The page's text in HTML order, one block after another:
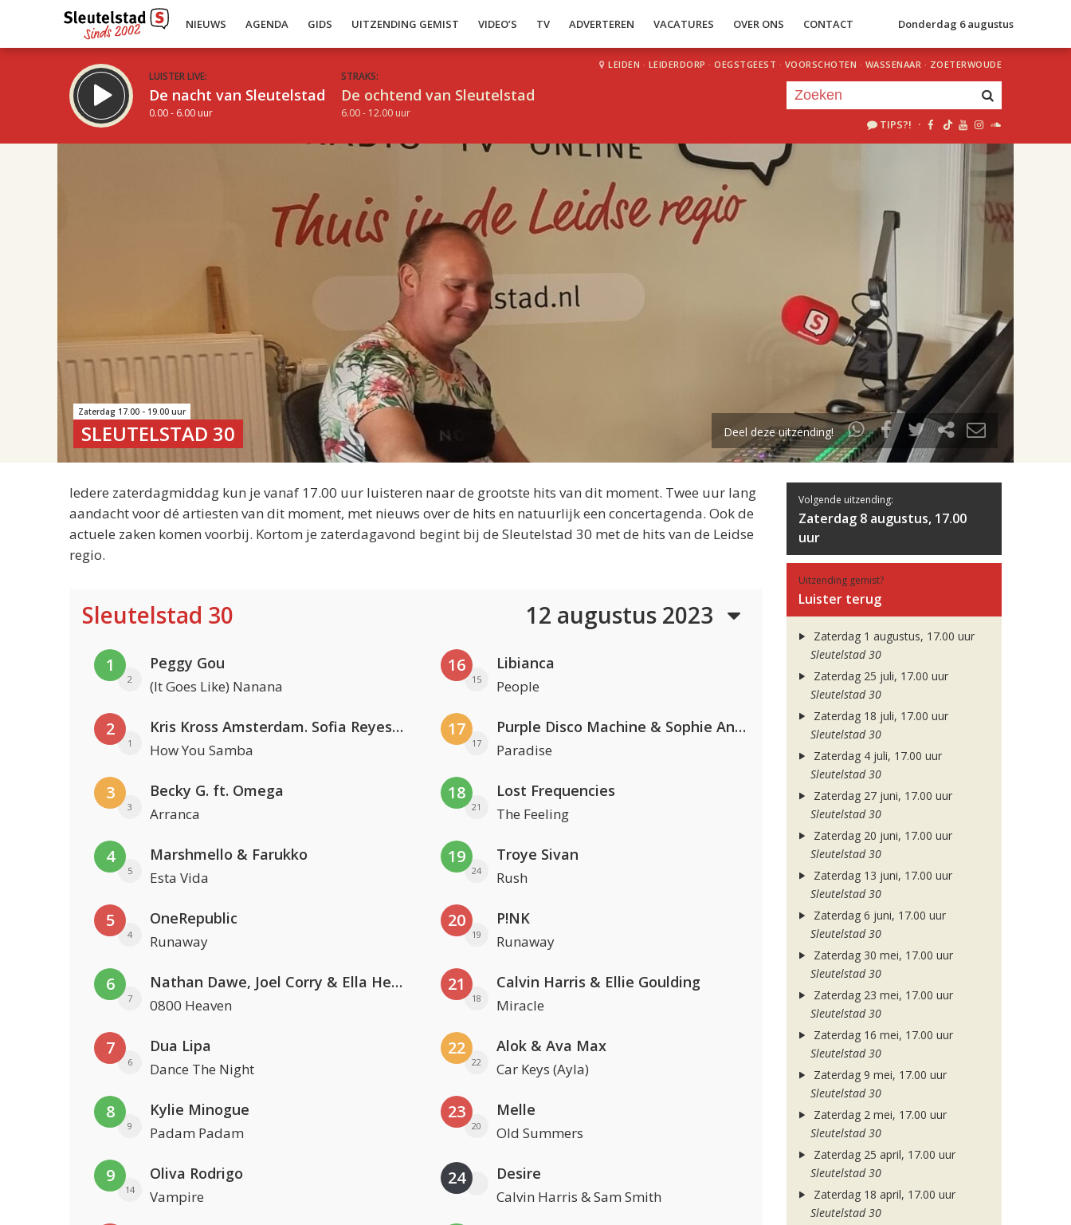
NIEUWS AGENDA GIDS UITZENDING GEMIST VIDEO’S TV ADVERTEREN VACATURES OVER ONS CONTACT Donderdag 6 augustus
LUISTER LIVE:
De nacht van Sleutelstad
0.00 - 6.00 uur
STRAKS:
De ochtend van Sleutelstad
6.00 - 12.00 uur
LEIDEN · LEIDERDORP · OEGSTGEEST · VOORSCHOTEN · WASSENAAR · ZOETERWOUDE
TIPS?! ·
uur 1 van 2
Volgend uur
Zaterdag 17.00 - 19.00 uur
SLEUTELSTAD 30 Deel deze uitzending!
Iedere zaterdagmiddag kun je vanaf 17.00 uur luisteren naar de grootste hits van dit moment. Twee uur lang
aandacht voor dé artiesten van dit moment, met nieuws over de hits en natuurlijk een concertagenda. Ook de
actuele zaken komen voorbij. Kortom je zaterdagavond begint bij de Sleutelstad 30 met de hits van de Leidse
regio.
Sleutelstad 30 12 augustus 2023
1
2
Peggy Gou
(It Goes Like) Nanana
2
1
Kris Kross Amsterdam. Sofia Reyes & Tinie Tempah
How You Samba
3
3
Becky G. ft. Omega
Arranca
4
5
Marshmello & Farukko
Esta Vida
5
4
OneRepublic
Runaway
6
7
Nathan Dawe, Joel Corry & Ella Henderson
0800 Heaven
7
6
Dua Lipa
Dance The Night
8
9
Kylie Minogue
Padam Padam
9
14
Oliva Rodrigo
Vampire
16
15
Libianca
People
17
17
Purple Disco Machine & Sophie And The Giants
Paradise
18
21
Lost Frequencies
The Feeling
19
24
Troye Sivan
Rush
20
19
P!NK
Runaway
21
18
Calvin Harris & Ellie Goulding
Miracle
22
22
Alok & Ava Max
Car Keys (Ayla)
23
20
Melle
Old Summers
24 Desire
Calvin Harris & Sam Smith
Volgende uitzending:
Zaterdag 8 augustus, 17.00
uur
Uitzending gemist?
Luister terug
Zaterdag 1 augustus, 17.00 uur
Sleutelstad 30
Zaterdag 25 juli, 17.00 uur
Sleutelstad 30
Zaterdag 18 juli, 17.00 uur
Sleutelstad 30
Zaterdag 4 juli, 17.00 uur
Sleutelstad 30
Zaterdag 27 juni, 17.00 uur
Sleutelstad 30
Zaterdag 20 juni, 17.00 uur
Sleutelstad 30
Zaterdag 13 juni, 17.00 uur
Sleutelstad 30
Zaterdag 6 juni, 17.00 uur
Sleutelstad 30
Zaterdag 30 mei, 17.00 uur
Sleutelstad 30
Zaterdag 23 mei, 17.00 uur
Sleutelstad 30
Zaterdag 16 mei, 17.00 uur
Sleutelstad 30
Zaterdag 9 mei, 17.00 uur
Sleutelstad 30
Zaterdag 2 mei, 17.00 uur
Sleutelstad 30
Zaterdag 25 april, 17.00 uur
Sleutelstad 30
Zaterdag 18 april, 17.00 uur
Sleutelstad 30